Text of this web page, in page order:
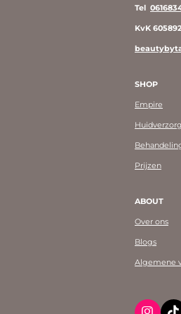
Tel
KvK
SHOP
Empire
Prijzen
ABOUT
Over ons
Blogs
Algemene